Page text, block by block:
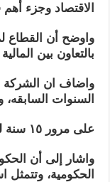
الاقتصاد وجزء
واوضح أن القطاع
بالتعاون بين
واضاف ان الشركة
السنوات السابقه،
على مرور ١٥ سنة لتأسيسها.
واشار إلى أن
الحكومية، وتتمثل